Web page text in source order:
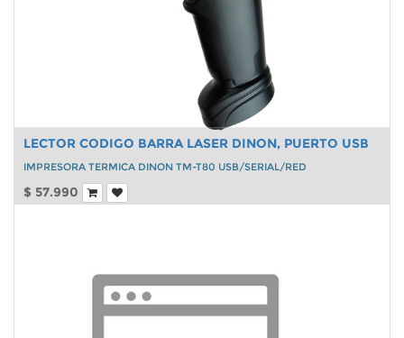
LECTOR CODIGO BARRA LASER DINON, PUERTO USB
IMPRESORA TERMICA DINON TM-T80 USB/SERIAL/RED
$ 57.990